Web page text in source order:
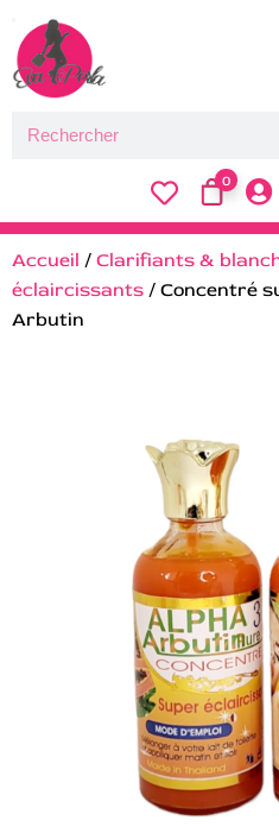
0
Accueil / Clarifiants &
éclaircissants / Concentré
Arbutin